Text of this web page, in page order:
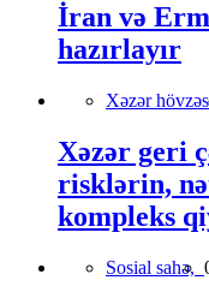
İran və
hazırlayır
Xəzər
Xəzər geri
risklərin,
kompleks
Sosial sahə,